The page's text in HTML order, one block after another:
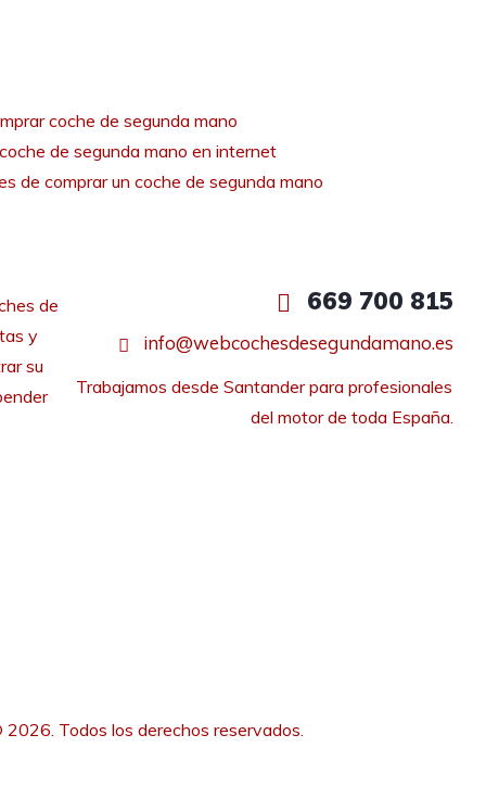
coche de segunda mano
de segunda mano en internet
de comprar un coche de segunda mano
de
y
su
669 700 815
info@webcochesdesegundamano.es
Trabajamos desde Santander para profesionales
del motor de toda España.
Todos los derechos reservados.